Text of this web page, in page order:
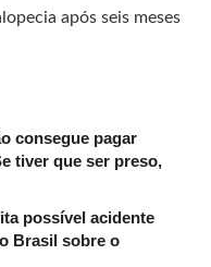
após seis meses
consegue pagar
tiver que ser preso,
possível acidente
Brasil sobre o